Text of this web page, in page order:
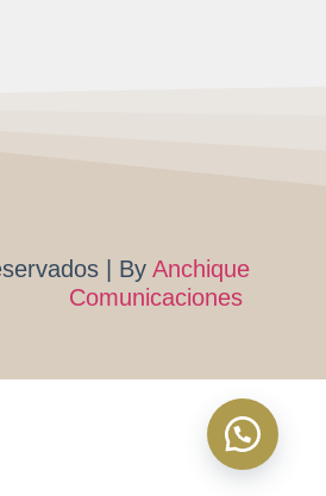
| ByAnchique
Comunicaciones